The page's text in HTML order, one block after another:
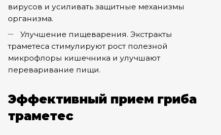
вирусов и усиливать защитные механизмы
организма.
Улучшение пищеварения. Экстракты
траметеса стимулируют рост полезной
микрофлоры кишечника и улучшают
переваривание пищи.
Эффективный прием гриба
траметес